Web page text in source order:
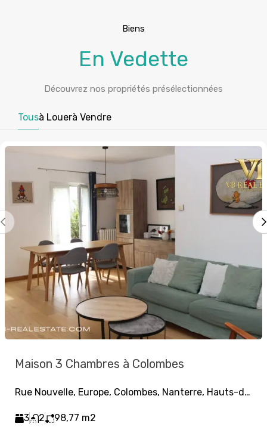
Biens
En Vedette
Découvrez nos propriétés présélectionnées
Tousà Louerà Vendre
Maison 3 Chambres à Colombes
Rue Nouvelle, Europe, Colombes, Nanterre, Hauts-de-Seine, Île-de-France, France métropolitaine, 92700, France
3 2 98,77 m2